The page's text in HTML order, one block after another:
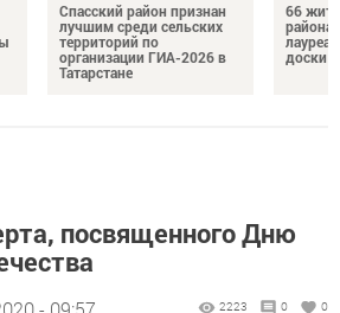
Спасский район признан
лучшим среди сельских
территорий по
организации ГИА-2026 в
Татарстане
66
района
доски
посвященного Дню
2223 0 0